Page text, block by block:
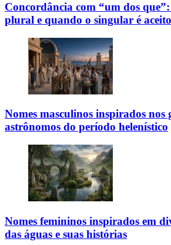
Concordância com “um dos
plural e quando o singular é aceito
Nomes masculinos inspirados nos
astrônomos do período helenístico
Nomes femininos inspirados em
das águas e suas histórias